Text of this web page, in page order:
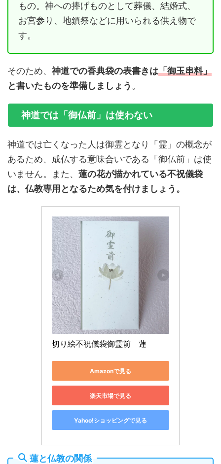
もの。神への捧げものとして葬儀、結婚式、
お宮参り、地鎮祭などに用いられる供え物で
す。
そのため、 神道での香典袋の表書きは「御玉串料」
と書いたものを準備しましょう 。
神道では「御仏前」は使わない
神道では亡くなった人は御霊となり「霊」の概念が
あるため、成仏する意味合いである「御仏前」は使
いません。また、 蓮の花が描かれている不祝儀袋
は、仏教専用となるため気を付けましょう。
切り絵不祝儀袋御霊前　蓮
Amazonで見る
楽天市場で見る
Yahoo!ショッピングで見る
蓮と仏教の関係